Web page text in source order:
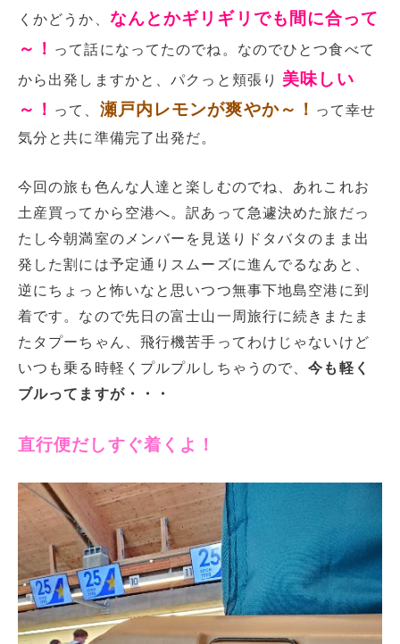
くかどうか、 なんとかギリギリでも間に合って
～！ って話になってたのでね。なのでひとつ食べて
から出発しますかと、パクっと頬張り 美味しい
～！ って、 瀬戸内レモンが爽やか～！ って幸せ
気分と共に準備完了出発だ。
今回の旅も色んな人達と楽しむのでね、あれこれお
土産買ってから空港へ。訳あって急遽決めた旅だっ
たし今朝満室のメンバーを見送りドタバタのまま出
発した割には予定通りスムーズに進んでるなあと、
逆にちょっと怖いなと思いつつ無事下地島空港に到
着です。なので先日の富士山一周旅行に続きまたま
たタプーちゃん、飛行機苦手ってわけじゃないけど
いつも乗る時軽くプルプルしちゃうので、今も軽く
ブルってますが・・・
直行便だしすぐ着くよ！